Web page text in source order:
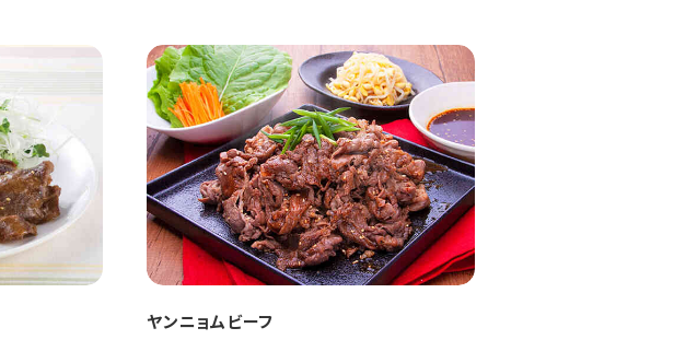
ヤンニョムビーフ